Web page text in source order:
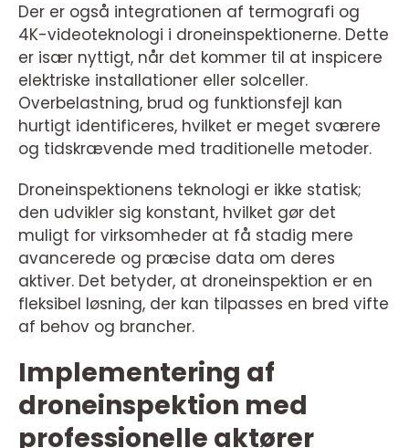
Der er også integrationen af termografi og
4K-videoteknologi i droneinspektionerne. Dette
er især nyttigt, når det kommer til at inspicere
elektriske installationer eller solceller.
Overbelastning, brud og funktionsfejl kan
hurtigt identificeres, hvilket er meget sværere
og tidskrævende med traditionelle metoder.
Droneinspektionens teknologi er ikke statisk;
den udvikler sig konstant, hvilket gør det
muligt for virksomheder at få stadig mere
avancerede og præcise data om deres
aktiver. Det betyder, at droneinspektion er en
fleksibel løsning, der kan tilpasses en bred vifte
af behov og brancher.
Implementering af
droneinspektion med
professionelle aktører